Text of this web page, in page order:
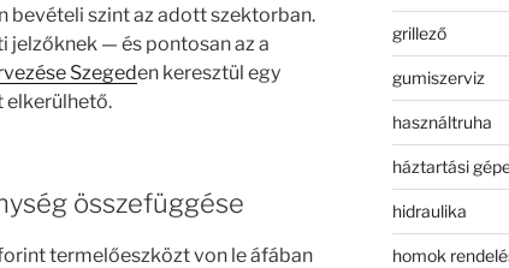
bevételi szint az adott szektorban.
jelzőknek — és pontosan az a
Szegeden keresztül egy
elkerülhető.
összefüggése
termelőeszközt von le áfában
grillező
gumiszerviz
használtruha
háztartási
hidraulika
homok